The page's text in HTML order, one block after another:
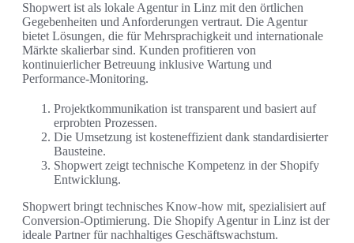
Shopwert ist als lokale Agentur in Linz mit den örtlichen
Gegebenheiten und Anforderungen vertraut. Die Agentur
bietet Lösungen, die für Mehrsprachigkeit und internationale
Märkte skalierbar sind. Kunden profitieren von
kontinuierlicher Betreuung inklusive Wartung und
Performance-Monitoring.
Projektkommunikation ist transparent und basiert auf
erprobten Prozessen.
Die Umsetzung ist kosteneffizient dank standardisierter
Bausteine.
Shopwert zeigt technische Kompetenz in der Shopify
Entwicklung.
Shopwert bringt technisches Know-how mit, spezialisiert auf
Conversion-Optimierung. Die Shopify Agentur in Linz ist der
ideale Partner für nachhaltiges Geschäftswachstum.